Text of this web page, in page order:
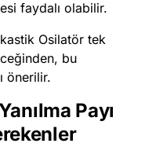
faydalı olabilir.
Osilatör tek
bu
önerilir.
Payı